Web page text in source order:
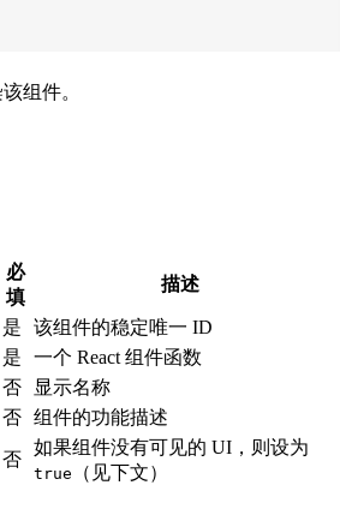
组件。
必
填
描述
是 该组件的稳定唯一 ID
是 一个 React 组件函数
否 显示名称
否 组件的功能描述
否
如果组件没有可见的 UI，则设为
true （见下文）